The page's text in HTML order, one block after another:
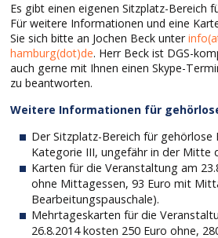
Es gibt einen eigenen Sitzplatz-Bereich
Für weitere Informationen und eine
Sie sich bitte an Jochen Beck unter
hamburg(dot)de. Herr Beck ist DGS-
auch gerne mit Ihnen einen Skype-
zu beantworten.
Weitere Informationen für
Der Sitzplatz-Bereich für gehörlose
Kategorie III, ungefähr in der Mitte
Karten für die Veranstaltung am
ohne Mittagessen, 93 Euro mit
Bearbeitungspauschale).
Mehrtageskarten für die
26.8.2014 kosten 250 Euro ohne,